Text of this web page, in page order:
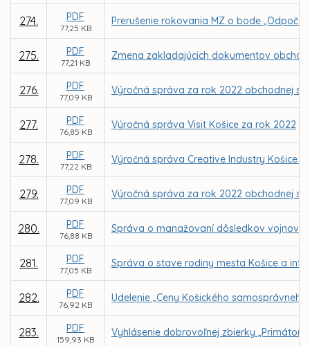
274. PDF
77,25 KB
Prerušenie rokovania MZ o bode
275. PDF
77,21 KB
Zmena zakladajúcich dokumentov
276. PDF
77,09 KB
Výročná správa za rok 2022 obchodnej
277. PDF
76,85 KB
Výročná správa Visit Košice za rok 2022
278. PDF
77,22 KB
Výročná správa Creative Industry Košice
279. PDF
77,09 KB
Výročná správa za rok 2022 obchodnej
280. PDF
76,88 KB
Správa o manažovaní dôsledkov
281. PDF
77,05 KB
Správa o stave rodiny mesta Košice a
282. PDF
76,92 KB
Udelenie „Ceny Košického samosprávneho
283. PDF
159,93 KB
Vyhlásenie dobrovoľnej zbierky